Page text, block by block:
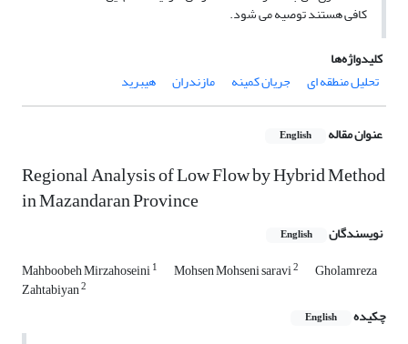
کافی هستند توصیه می شود.
کلیدواژه‌ها
تحلیل منطقه ای
جریان کمینه مازندران هیبرید
عنوان مقاله English
Regional Analysis of Low Flow by Hybrid Method
in Mazandaran Province
نویسندگان English
Mahboobeh Mirzahoseini1 Mohsen Mohseni saravi2 Gholamreza
Zahtabiyan2
چکیده English